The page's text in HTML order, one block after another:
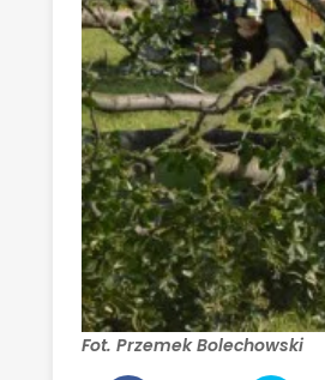
Fot. Przemek Bolechowski